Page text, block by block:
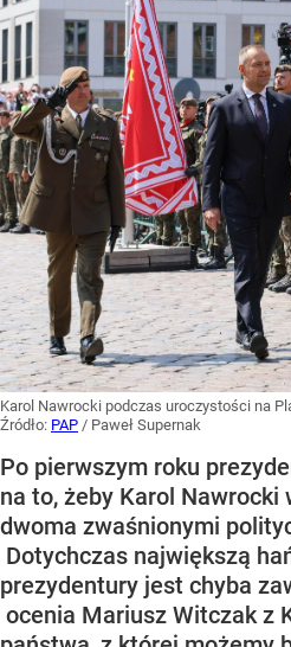
Karol Nawrocki podczas uroczystości na
Źródło: PAP / Paweł Supernak
Po pierwszym roku
na to, żeby Karol Nawrocki
dwoma zwaśnionymi
Dotychczas największą
prezydentury jest chyba
ocenia Mariusz Witczak z